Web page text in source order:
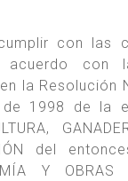
con las
acuerdo con
la Resolución
1998 de la
del
Y OBRAS